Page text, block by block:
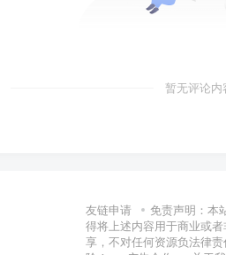
暂无评论内
友链申请
免责声明：本
得将上述内容用于商业或
享，不对任何资源负法律